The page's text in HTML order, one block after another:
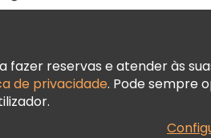
reservas e atender às
de privacidade. Pode sempre